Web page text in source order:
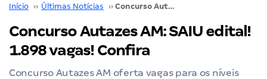
Início ›› Últimas Notícias ›› Concurso Autazes AM: SAIU edital! 1.898 vagas! Confira
Concurso Autazes AM: SAIU edital!
1.898 vagas! Confira
Concurso Autazes AM oferta vagas para os níveis